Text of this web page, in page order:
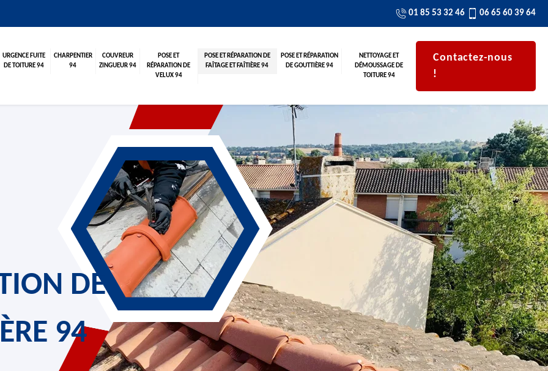
01 85 53 32 46 06 65 60 39 64
URGENCE FUITE
DE TOITURE 94
CHARPENTIER
94
COUVREUR
ZINGUEUR 94
POSE ET
RÉPARATION DE
VELUX 94
POSE ET RÉPARATION DE
FAÎTAGE ET FAÎTIÈRE 94
POSE ET RÉPARATION
DE GOUTTIÈRE 94
NETTOYAGE ET
DÉMOUSSAGE DE
TOITURE 94
Contactez-nous
!
DE
94